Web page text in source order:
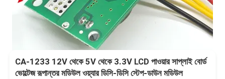
CA-1233 12V থেকে 5V থেকে 3.3V LCD পাওয়ার সাপ্লাই বোর্ড
ভোল্টেজ রূপান্তর মডিউল ওয়্যার ডিসি-ডিসি স্টেপ-ডাউন মডিউল